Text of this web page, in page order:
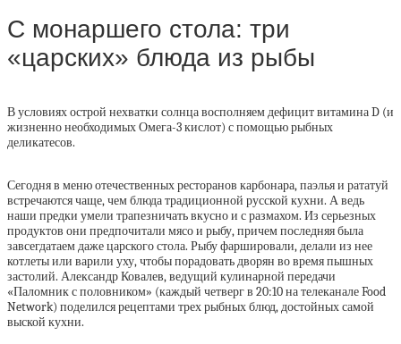
С монаршего стола: три
«царских» блюда из рыбы
В условиях острой нехватки солнца восполняем дефицит витамина D (и
жизненно необходимых Омега-3 кислот) с помощью рыбных
деликатесов.
Сегодня в меню отечественных ресторанов карбонара, паэлья и рататуй
встречаются чаще, чем блюда традиционной русской кухни. А ведь
наши предки умели трапезничать вкусно и с размахом. Из серьезных
продуктов они предпочитали мясо и рыбу, причем последняя была
завсегдатаем даже царского стола. Рыбу фаршировали, делали из нее
котлеты или варили уху, чтобы порадовать дворян во время пышных
застолий. Александр Ковалев, ведущий кулинарной передачи
«Паломник с половником» (каждый четверг в 20:10 на телеканале Food
Network) поделился рецептами трех рыбных блюд, достойных самой
выской кухни.